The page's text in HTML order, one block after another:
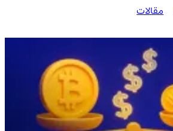
مقالات